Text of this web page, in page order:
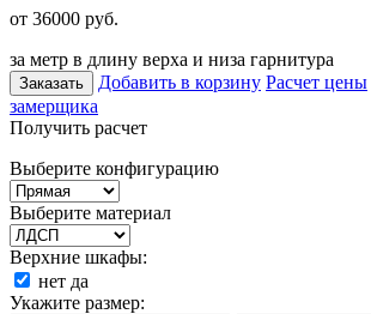
от 36000 руб.
за метр в длину верха и низа гарнитура
Заказать Добавить в корзину Расчет цены
замерщика
Получить расчет
Выберите конфигурацию
Выберите материал
Верхние шкафы:
нет да
Укажите размер: